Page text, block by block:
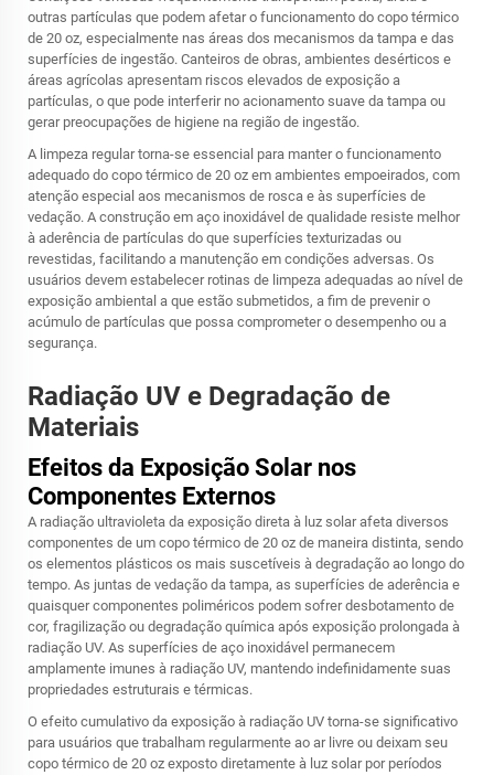
outras partículas que podem afetar o funcionamento do copo térmico
de 20 oz, especialmente nas áreas dos mecanismos da tampa e das
superfícies de ingestão. Canteiros de obras, ambientes desérticos e
áreas agrícolas apresentam riscos elevados de exposição a
partículas, o que pode interferir no acionamento suave da tampa ou
gerar preocupações de higiene na região de ingestão.
A limpeza regular torna-se essencial para manter o funcionamento
adequado do copo térmico de 20 oz em ambientes empoeirados, com
atenção especial aos mecanismos de rosca e às superfícies de
vedação. A construção em aço inoxidável de qualidade resiste melhor
à aderência de partículas do que superfícies texturizadas ou
revestidas, facilitando a manutenção em condições adversas. Os
usuários devem estabelecer rotinas de limpeza adequadas ao nível de
exposição ambiental a que estão submetidos, a fim de prevenir o
acúmulo de partículas que possa comprometer o desempenho ou a
segurança.
Radiação UV e Degradação de
Materiais
Efeitos da Exposição Solar nos
Componentes Externos
A radiação ultravioleta da exposição direta à luz solar afeta diversos
componentes de um copo térmico de 20 oz de maneira distinta, sendo
os elementos plásticos os mais suscetíveis à degradação ao longo do
tempo. As juntas de vedação da tampa, as superfícies de aderência e
quaisquer componentes poliméricos podem sofrer desbotamento de
cor, fragilização ou degradação química após exposição prolongada à
radiação UV. As superfícies de aço inoxidável permanecem
amplamente imunes à radiação UV, mantendo indefinidamente suas
propriedades estruturais e térmicas.
O efeito cumulativo da exposição à radiação UV torna-se significativo
para usuários que trabalham regularmente ao ar livre ou deixam seu
copo térmico de 20 oz exposto diretamente à luz solar por períodos